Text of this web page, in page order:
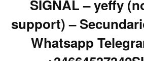
SIGNAL – yeffy
support) –
Whatsapp